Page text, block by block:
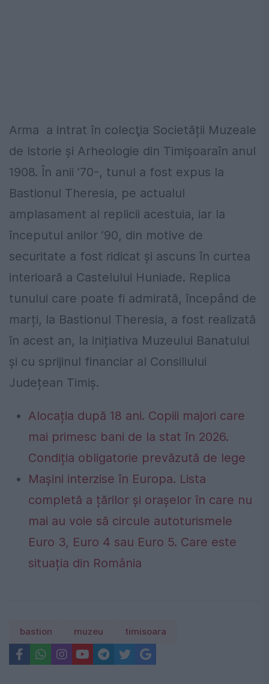
Arma a intrat în colecţia Societății Muzeale
de Istorie și Arheologie din Timișoaraîn anul
1908. În anii ’70-, tunul a fost expus la
Bastionul Theresia, pe actualul
amplasament al replicii acestuia, iar la
începutul anilor ’90, din motive de
securitate a fost ridicat și ascuns în curtea
interioară a Castelului Huniade. Replica
tunului care poate fi admirată, începând de
marți, la Bastionul Theresia, a fost realizată
în acest an, la inițiativa Muzeului Banatului
și cu sprijinul financiar al Consiliului
Județean Timiș.
Alocația după 18 ani. Copiii majori care
mai primesc bani de la stat în 2026.
Condiția obligatorie prevăzută de lege
Mașini interzise în Europa. Lista
completă a țărilor și orașelor în care nu
mai au voie să circule autoturismele
Euro 3, Euro 4 sau Euro 5. Care este
situația din România
bastion muzeu timisoara